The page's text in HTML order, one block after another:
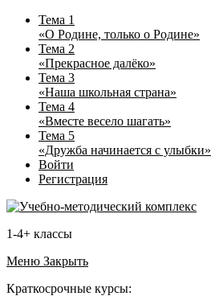
Тема 1
«О Родине, только о Родине»
Тема 2
«Прекрасное далёко»
Тема 3
«Наша школьная страна»
Тема 4
«Вместе весело шагать»
Тема 5
«Дружба начинается с улыбки»
Войти
Регистрация
1-4+ классы
Меню Закрыть
Краткосрочные курсы: